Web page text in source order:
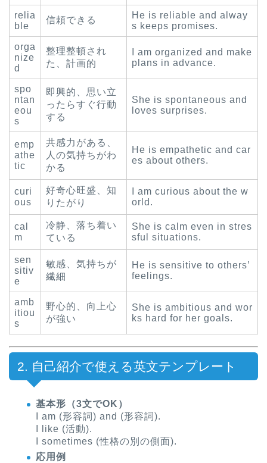
relia
ble
信頼できる
He is reliable and alway
s keeps promises.
orga
nize
d
整理整頓され
た、計画的
I am organized and make
plans in advance.
spo
ntan
eou
s
即興的、思い立
ったらすぐ行動
する
She is spontaneous and
loves surprises.
emp
athe
tic
共感力がある、
人の気持ちがわ
かる
He is empathetic and car
es about others.
curi
ous
好奇心旺盛、知
りたがり
I am curious about the w
orld.
cal
m
冷静、落ち着い
ている
She is calm even in stres
sful situations.
sen
sitiv
e
敏感、気持ちが
繊細
He is sensitive to others’
feelings.
amb
itiou
s
野心的、向上心
が強い
She is ambitious and wor
ks hard for her goals.
2. 自己紹介で使える英文テンプレート
基本形（3文でOK）
I am (形容詞) and (形容詞).
I like (活動).
I sometimes (性格の別の側面).
応用例